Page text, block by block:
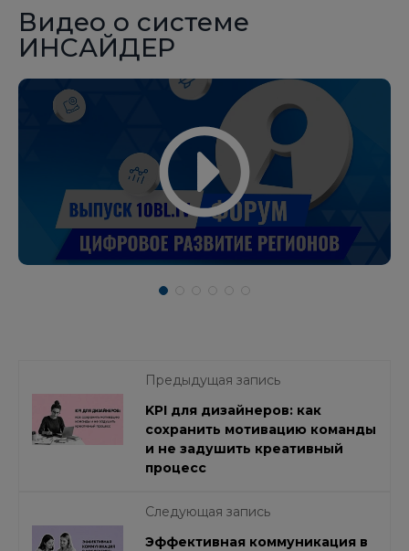
Видео о системе
ИНСАЙДЕР
Предыдущая запись
KPI для дизайнеров: как
сохранить мотивацию команды
и не задушить креативный
процесс
Следующая запись
Эффективная коммуникация в